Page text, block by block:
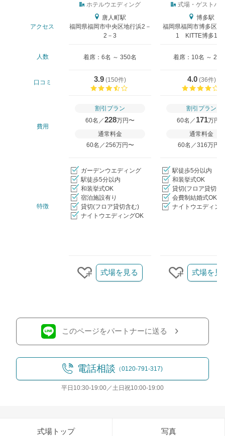
ホテルウエディング 式場・ゲストハ
アクセス
唐人町駅
福岡県福岡市中央区地行浜2－
2－3
博多駅
福岡県福岡市博多区中
1 KITTE博多11
人数 着席：6名 ～ 350名 着席：10名 ～ 200
口コミ 3.9 (150件)
4.0(36件)
費用
割引プラン
60名／228万円〜
通常料金
60名／256万円〜
割引プラン
60名／ 171万円
通常料金
60名／316万円〜
特徴
ガーデンウエディング
駅徒歩5分以内
和装挙式OK
宿泊施設有り
貸切(フロア貸切含む)
ナイトウエディングOK
駅徒歩5分以内
和装挙式OK
貸切(フロア貸切含
会費制結婚式OK
ナイトウエディン
クリップする
式場を見る
クリップす
式場を見
このページをパートナーに送る
電話相談 （0120-791-317)
平日10:30-19:00／土日祝10:00-19:00
式場トップ 写真